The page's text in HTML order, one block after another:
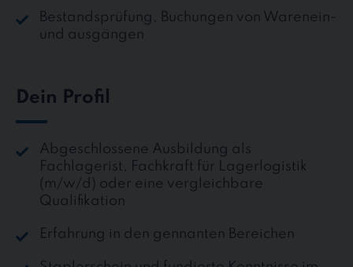
Bestandsprüfung, Buchungen von Warenein-
und ausgängen
Dein Profil
Abgeschlossene Ausbildung als
Fachlagerist, Fachkraft für Lagerlogistik
(m/w/d) oder eine vergleichbare
Qualifikation
Erfahrung in den gennanten Bereichen